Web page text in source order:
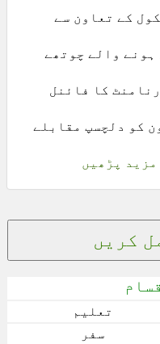
کے تعاون سے
ہونے والے چوتھے
کا فائنل
کو دلچسپ مقابلے
مزید پڑھیں
کریں
تعلیم
سفر